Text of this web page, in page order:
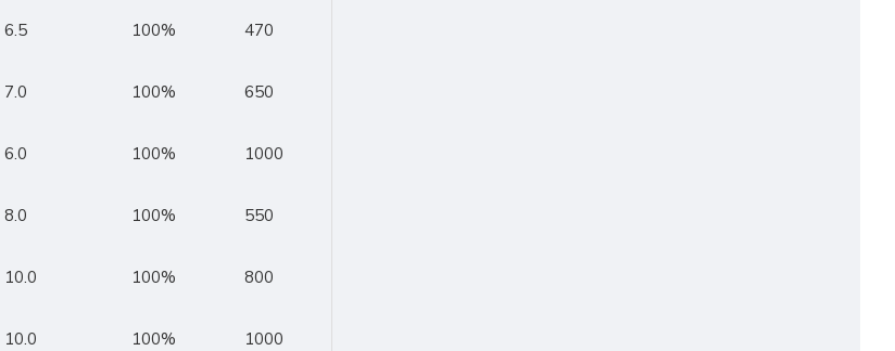
6.5 100% 470
7.0 100% 650
6.0 100% 1000
8.0 100% 550
10.0 100% 800
10.0 100% 1000